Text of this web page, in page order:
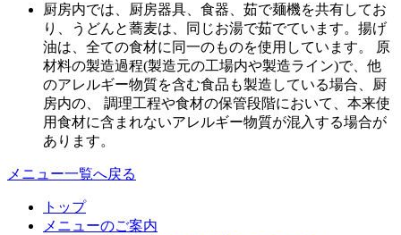
厨房内では、厨房器具、食器、茹で麺機を共有してお
り、うどんと蕎麦は、同じお湯で茹でています。揚げ
油は、全ての食材に同一のものを使用しています。 原
材料の製造過程(製造元の工場内や製造ライン)で、他
のアレルギー物質を含む食品も製造している場合、厨
房内の、 調理工程や食材の保管段階において、本来使
用食材に含まれないアレルギー物質が混入する場合が
あります。
メニュー一覧へ戻る
トップ
メニューのご案内